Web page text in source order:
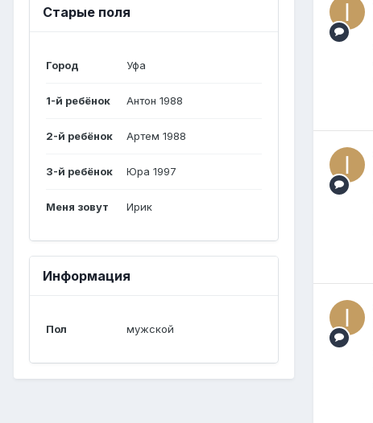
Старые поля
Город Уфа
1-й ребёнок Антон 1988
2-й ребёнок Артем 1988
3-й ребёнок Юра 1997
Меня зовут Ирик
Информация
Пол мужской